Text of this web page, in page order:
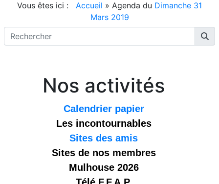
Vous êtes ici : Accueil » Agenda du Dimanche 31
Mars 2019
Nos activités
Calendrier papier
Les incontournables
Sites des amis
Sites de nos membres
Mulhouse 2026